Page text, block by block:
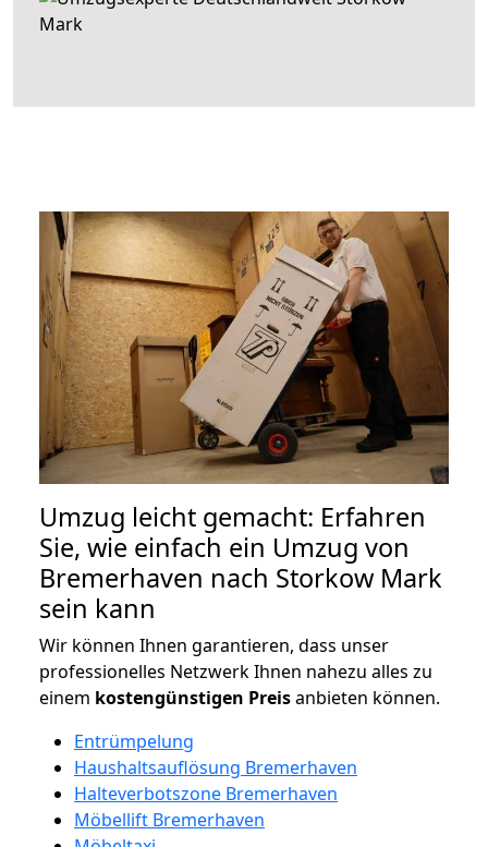
Umzug leicht gemacht: Erfahren
Sie, wie einfach ein Umzug von
Bremerhaven nach Storkow Mark
sein kann
Wir können Ihnen garantieren, dass unser
professionelles Netzwerk Ihnen nahezu alles zu
einem kostengünstigen Preisanbieten können.
Entrümpelung
Haushaltsauflösung Bremerhaven
Halteverbotszone Bremerhaven
Möbellift Bremerhaven